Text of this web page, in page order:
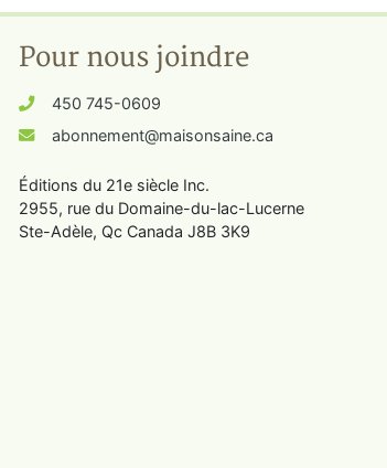
Pour nous joindre
450 745-0609
abonnement@maisonsaine.ca
Éditions du 21e siècle Inc.
2955, rue du Domaine-du-lac-Lucerne
Ste-Adèle, Qc Canada J8B 3K9